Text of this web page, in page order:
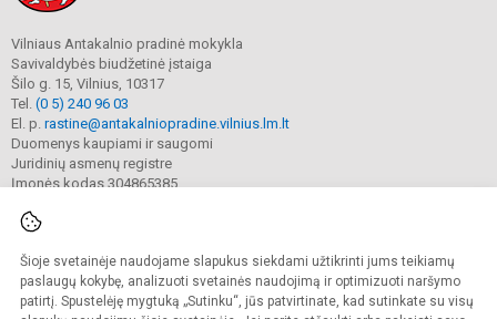
Šioje svetainėje naudojame slapukus siekdami užtikrinti jums teikiamų
paslaugų kokybę, analizuoti svetainės naudojimą ir optimizuoti naršymo
patirtį. Spustelėję mygtuką „Sutinku“, jūs patvirtinate, kad sutinkate su visų
Vilniaus Antakalnio pradinė mokykla
Savivaldybės biudžetinė įstaiga
Šilo g. 15, Vilnius, 10317
Tel. (0 5) 240 96 03
El. p. rastine@antakalniopradine.vilnius.lm.lt
Duomenys kaupiami ir saugomi
Juridinių asmenų registre
Įmonės kodas 304865385
© 2023. Vilniaus Antakalnio pradinė mokykla. Visos teisės saugomos.
Kopijuoti turinį be raštiško gimnazijos sutikimo griežtai draudžiama.
Prieinamumo paraiška Slapukų valdymas